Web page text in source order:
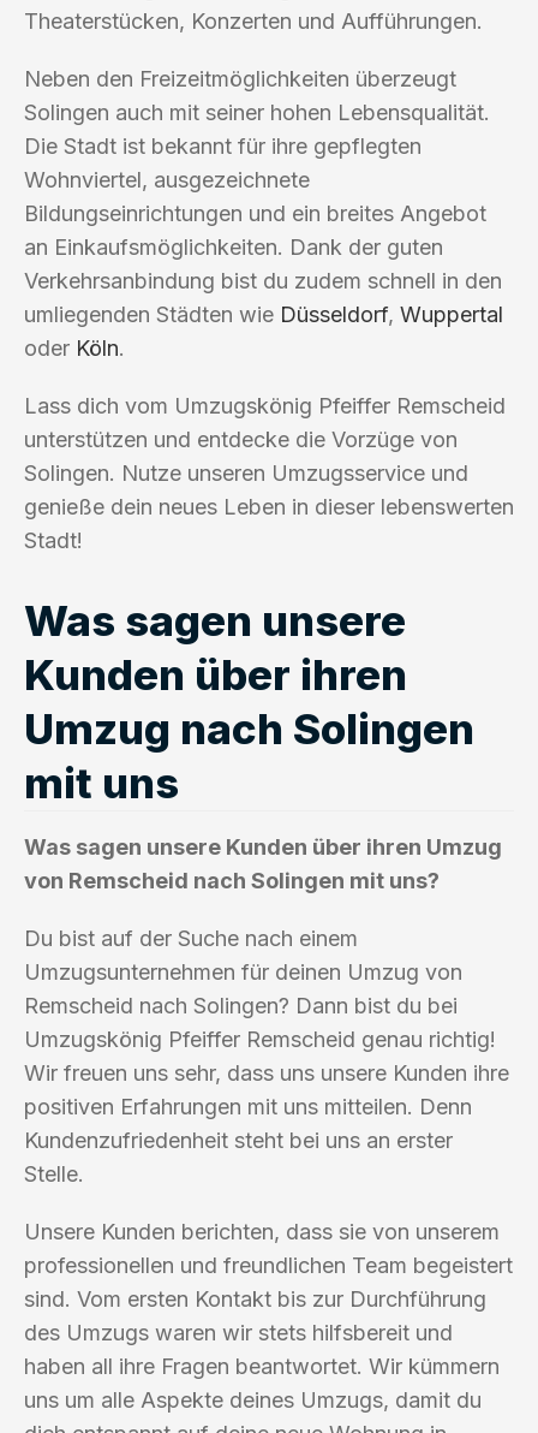
Theaterstücken, Konzerten und Aufführungen.
Neben den Freizeitmöglichkeiten überzeugt
Solingen auch mit seiner hohen Lebensqualität.
Die Stadt ist bekannt für ihre gepflegten
Wohnviertel, ausgezeichnete
Bildungseinrichtungen und ein breites Angebot
an Einkaufsmöglichkeiten. Dank der guten
Verkehrsanbindung bist du zudem schnell in den
umliegenden Städten wie Düsseldorf, Wuppertal
oder Köln.
Lass dich vom Umzugskönig Pfeiffer Remscheid
unterstützen und entdecke die Vorzüge von
Solingen. Nutze unseren Umzugsservice und
genieße dein neues Leben in dieser lebenswerten
Stadt!
Was sagen unsere
Kunden über ihren
Umzug nach Solingen
mit uns
Was sagen unsere Kunden über ihren Umzug
von Remscheid nach Solingen mit uns?
Du bist auf der Suche nach einem
Umzugsunternehmen für deinen Umzug von
Remscheid nach Solingen? Dann bist du bei
Umzugskönig Pfeiffer Remscheid genau richtig!
Wir freuen uns sehr, dass uns unsere Kunden ihre
positiven Erfahrungen mit uns mitteilen. Denn
Kundenzufriedenheit steht bei uns an erster
Stelle.
Unsere Kunden berichten, dass sie von unserem
professionellen und freundlichen Team begeistert
sind. Vom ersten Kontakt bis zur Durchführung
des Umzugs waren wir stets hilfsbereit und
haben all ihre Fragen beantwortet. Wir kümmern
uns um alle Aspekte deines Umzugs, damit du